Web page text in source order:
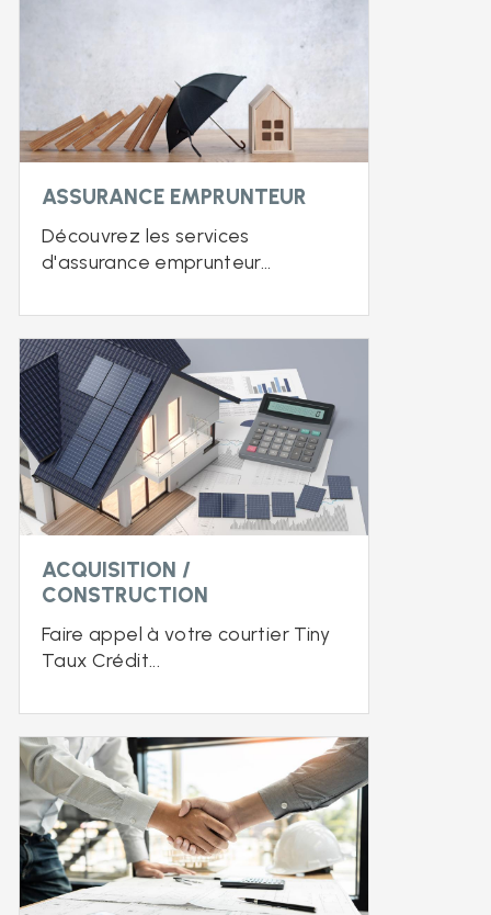
ASSURANCE EMPRUNTEUR
Découvrez les services
d'assurance emprunteur...
ACQUISITION /
CONSTRUCTION
Faire appel à votre courtier Tiny
Taux Crédit...